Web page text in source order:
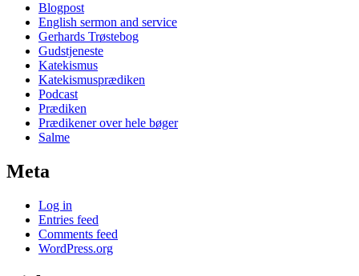
Blogpost
English sermon and service
Gerhards Trøstebog
Gudstjeneste
Katekismus
Katekismusprædiken
Podcast
Prædiken
Prædikener over hele bøger
Salme
Meta
Log in
Entries feed
Comments feed
WordPress.org